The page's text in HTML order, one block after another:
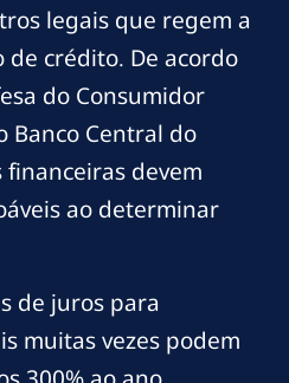
legais que regem a
de crédito. De acordo
do Consumidor
Banco Central do
financeiras devem
ao determinar
de juros para
muitas vezes podem